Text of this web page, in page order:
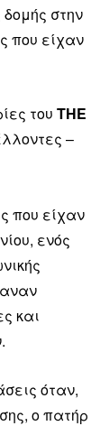
στην
που είχαν
του THE
–
που είχαν
ενός
και
όταν,
ο πατήρ